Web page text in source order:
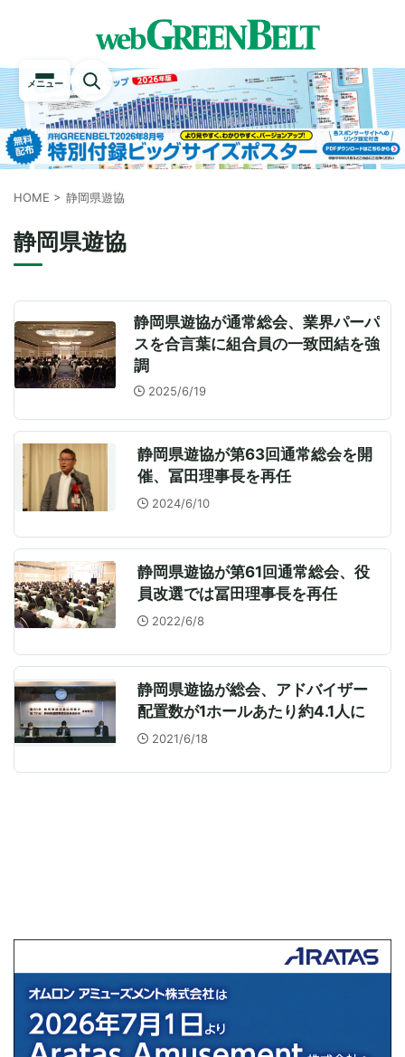
メニュー
HOME > 静岡県遊協
静岡県遊協
静岡県遊協が通常総会、業界パーパ
スを合言葉に組合員の一致団結を強
調
2025/6/19
静岡県遊協が第63回通常総会を開
催、冨田理事長を再任
2024/6/10
静岡県遊協が第61回通常総会、役
員改選では冨田理事長を再任
2022/6/8
静岡県遊協が総会、アドバイザー
配置数が1ホールあたり約4.1人に
2021/6/18